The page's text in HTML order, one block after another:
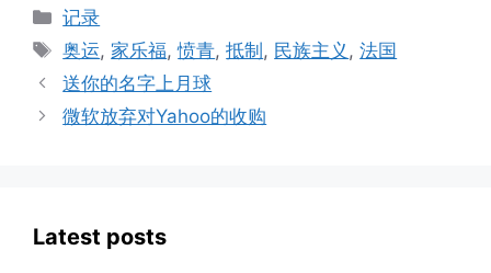
Categories
记录
Tags
奥运, 家乐福,愤青,抵制, 民族主义 ,法国
送你的名字上月球
微软放弃对Yahoo的收购
Latest posts